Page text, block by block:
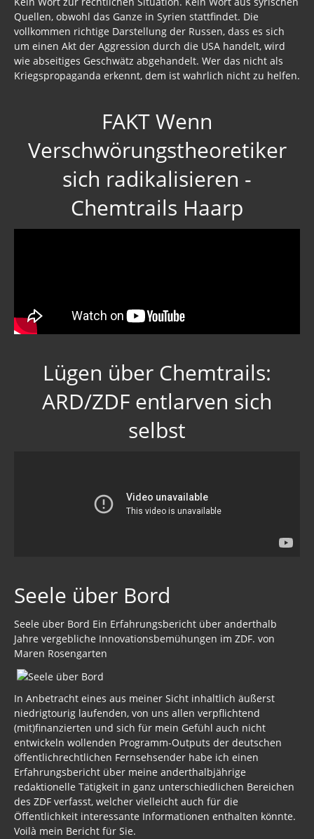
Quellen, obwohl das Ganze in Syrien stattfindet. Die
vollkommen richtige Darstellung der Russen, dass es sich
um einen Akt der Aggression durch die USA handelt, wird
wie abseitiges Geschwätz abgehandelt. Wer das nicht als
Kriegspropaganda erkennt, dem ist wahrlich nicht zu helfen.
FAKT Wenn
Verschwörungstheoretiker
sich radikalisieren -
Chemtrails Haarp
Lügen über Chemtrails:
ARD/ZDF entlarven sich
selbst
Seele über Bord
Seele über Bord Ein Erfahrungsbericht über anderthalb
Jahre vergebliche Innovationsbemühungen im ZDF. von
Maren Rosengarten
In Anbetracht eines aus meiner Sicht inhaltlich äußerst
niedrigtourig laufenden, von uns allen verpflichtend
(mit)finanzierten und sich für mein Gefühl auch nicht
entwickeln wollenden Programm-Outputs der deutschen
öffentlichrechtlichen Fernsehsender habe ich einen
Erfahrungsbericht über meine anderthalbjährige
redaktionelle Tätigkeit in ganz unterschiedlichen Bereichen
des ZDF verfasst, welcher vielleicht auch für die
Öffentlichkeit interessante Informationen enthalten könnte.
Voilà mein Bericht für Sie.